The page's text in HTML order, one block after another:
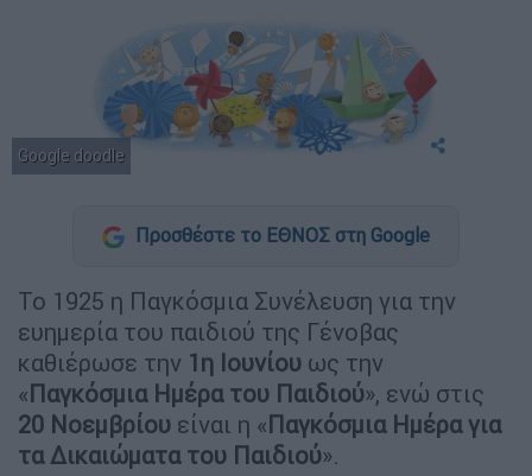
Google doodle
Προσθέστε το ΕΘΝΟΣ στη Google
Το 1925 η Παγκόσμια Συνέλευση για την
ευημερία του παιδιού της Γένοβας
καθιέρωσε την 1η Ιουνίου ως την
«Παγκόσμια Ημέρα του Παιδιού», ενώ στις
20 Νοεμβρίου είναι η «Παγκόσμια Ημέρα για
τα Δικαιώματα του Παιδιού».